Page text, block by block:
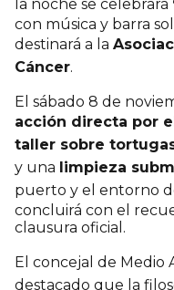
la noche se celebrará
con música y barra
destinará a la
Cáncer.
El sábado 8 de
acción directa por
taller sobre
y una limpieza
puerto y el entorno
concluirá con el
clausura oficial.
El concejal de Medio
destacado que la